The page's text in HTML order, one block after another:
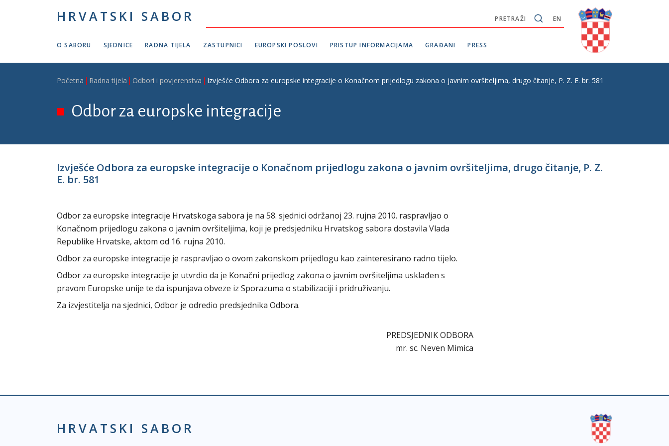
HRVATSKI SABOR EN
PRETRAŽI
O SABORU SJEDNICE RADNA TIJELA ZASTUPNICI EUROPSKI POSLOVI PRISTUP INFORMACIJAMA GRAĐANI PRESS
Breadcrumb
Početna Radna tijela Odbori i povjerenstva Izvješće Odbora za europske integracije o Konačnom prijedlogu zakona o javnim ovršiteljima, drugo čitanje, P. Z. E. br. 581
Odbor za europske integracije
Izvješće Odbora za europske integracije o Konačnom prijedlogu zakona o javnim ovršiteljima, drugo čitanje, P. Z.
E. br. 581
Odbor za europske integracije Hrvatskoga sabora je na 58. sjednici održanoj 23. rujna 2010. raspravljao o
Konačnom prijedlogu zakona o javnim ovršiteljima, koji je predsjedniku Hrvatskog sabora dostavila Vlada
Republike Hrvatske, aktom od 16. rujna 2010.
Odbor za europske integracije je raspravljao o ovom zakonskom prijedlogu kao zainteresirano radno tijelo.
Odbor za europske integracije je utvrdio da je Konačni prijedlog zakona o javnim ovršiteljima usklađen s
pravom Europske unije te da ispunjava obveze iz Sporazuma o stabilizaciji i pridruživanju.
Za izvjestitelja na sjednici, Odbor je odredio predsjednika Odbora.
PREDSJEDNIK ODBORA
mr. sc. Neven Mimica
HRVATSKI SABOR